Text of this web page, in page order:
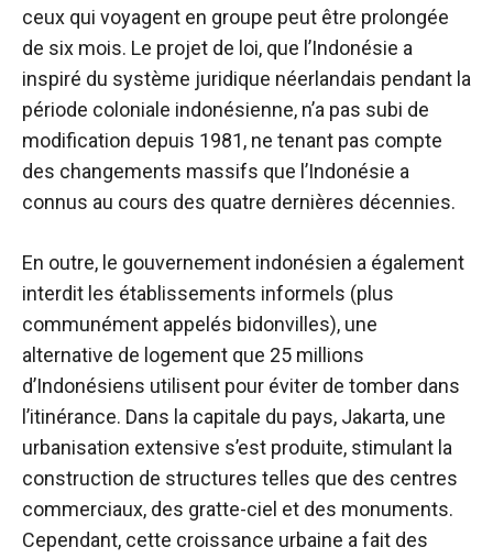
ceux qui voyagent en groupe peut être prolongée
de six mois. Le projet de loi, que l’Indonésie a
inspiré du système juridique néerlandais pendant la
période coloniale indonésienne, n’a pas subi de
modification depuis 1981, ne tenant pas compte
des changements massifs que l’Indonésie a
connus au cours des quatre dernières décennies.
En outre, le gouvernement indonésien a également
interdit les établissements informels (plus
communément appelés bidonvilles), une
alternative de logement que 25 millions
d’Indonésiens utilisent pour éviter de tomber dans
l’itinérance. Dans la capitale du pays, Jakarta, une
urbanisation extensive s’est produite, stimulant la
construction de structures telles que des centres
commerciaux, des gratte-ciel et des monuments.
Cependant, cette croissance urbaine a fait des